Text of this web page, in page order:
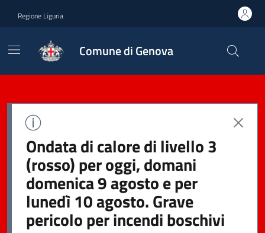
Regione Liguria
Comune di Genova
Ondata di calore di livello 3
(rosso) per oggi, domani
domenica 9 agosto e per
lunedì 10 agosto. Grave
pericolo per incendi boschivi